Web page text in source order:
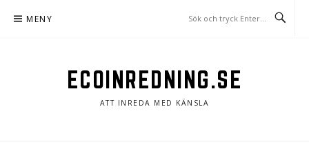
MENY
ECOINREDNING.SE
ATT INREDA MED KÄNSLA